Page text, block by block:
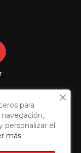
para
personalizar el
más